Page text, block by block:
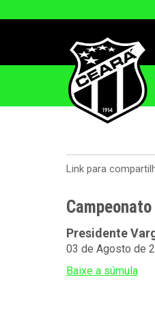
Link para
Presidente
03 de Agosto de
Baixe a súmula